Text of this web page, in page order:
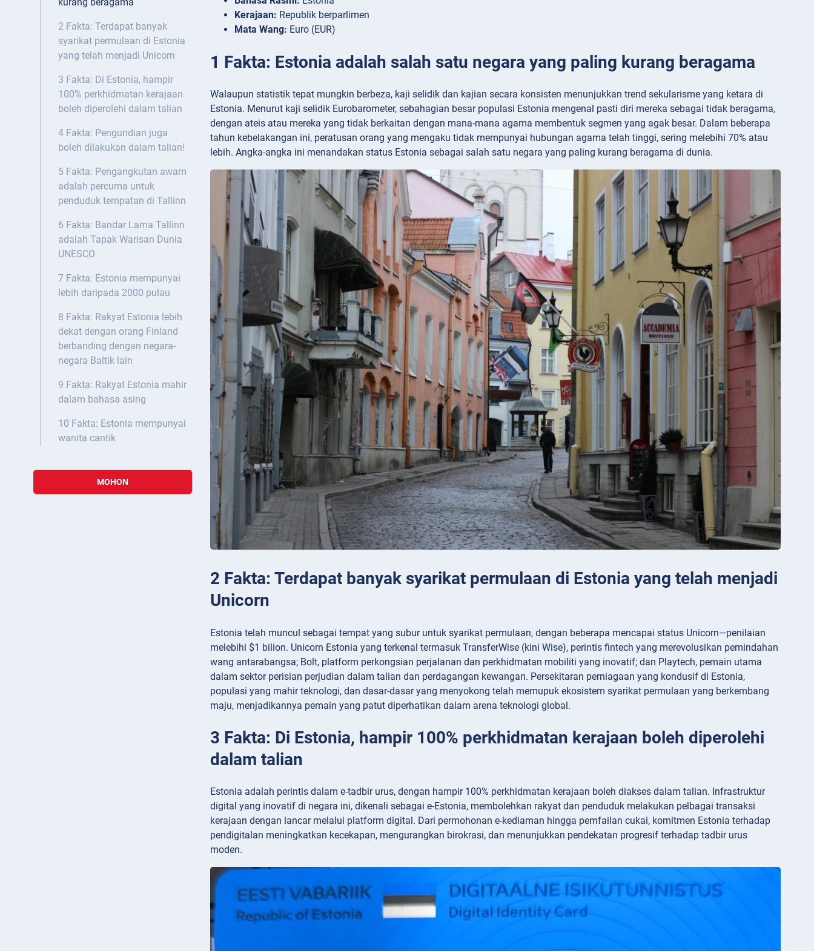
2 Fakta: Terdapat banyak
syarikat permulaan di Estonia
yang telah menjadi Unicorn
3 Fakta: Di Estonia, hampir
100% perkhidmatan kerajaan
boleh diperolehi dalam talian
4 Fakta: Pengundian juga
boleh dilakukan dalam talian!
5 Fakta: Pengangkutan awam
adalah percuma untuk
penduduk tempatan di Tallinn
6 Fakta: Bandar Lama Tallinn
adalah Tapak Warisan Dunia
UNESCO
7 Fakta: Estonia mempunyai
lebih daripada 2000 pulau
8 Fakta: Rakyat Estonia lebih
dekat dengan orang Finland
berbanding dengan negara-
negara Baltik lain
9 Fakta: Rakyat Estonia mahir
dalam bahasa asing
10 Fakta: Estonia mempunyai
wanita cantik
MOHON
Kerajaan: Republik berparlimen
Mata Wang: Euro (EUR)
1 Fakta: Estonia adalah salah satu negara yang paling kurang beragama
Walaupun statistik tepat mungkin berbeza, kaji selidik dan kajian secara konsisten menunjukkan trend sekularisme yang ketara di
Estonia. Menurut kaji selidik Eurobarometer, sebahagian besar populasi Estonia mengenal pasti diri mereka sebagai tidak beragama,
dengan ateis atau mereka yang tidak berkaitan dengan mana-mana agama membentuk segmen yang agak besar. Dalam beberapa
tahun kebelakangan ini, peratusan orang yang mengaku tidak mempunyai hubungan agama telah tinggi, sering melebihi 70% atau
lebih. Angka-angka ini menandakan status Estonia sebagai salah satu negara yang paling kurang beragama di dunia.
2 Fakta: Terdapat banyak syarikat permulaan di Estonia yang telah menjadi
Unicorn
Estonia telah muncul sebagai tempat yang subur untuk syarikat permulaan, dengan beberapa mencapai status Unicorn—penilaian
melebihi $1 bilion. Unicorn Estonia yang terkenal termasuk TransferWise (kini Wise), perintis fintech yang merevolusikan pemindahan
wang antarabangsa; Bolt, platform perkongsian perjalanan dan perkhidmatan mobiliti yang inovatif; dan Playtech, pemain utama
dalam sektor perisian perjudian dalam talian dan perdagangan kewangan. Persekitaran perniagaan yang kondusif di Estonia,
populasi yang mahir teknologi, dan dasar-dasar yang menyokong telah memupuk ekosistem syarikat permulaan yang berkembang
maju, menjadikannya pemain yang patut diperhatikan dalam arena teknologi global.
3 Fakta: Di Estonia, hampir 100% perkhidmatan kerajaan boleh diperolehi
dalam talian
Estonia adalah perintis dalam e-tadbir urus, dengan hampir 100% perkhidmatan kerajaan boleh diakses dalam talian. Infrastruktur
digital yang inovatif di negara ini, dikenali sebagai e-Estonia, membolehkan rakyat dan penduduk melakukan pelbagai transaksi
kerajaan dengan lancar melalui platform digital. Dari permohonan e-kediaman hingga pemfailan cukai, komitmen Estonia terhadap
pendigitalan meningkatkan kecekapan, mengurangkan birokrasi, dan menunjukkan pendekatan progresif terhadap tadbir urus
moden.